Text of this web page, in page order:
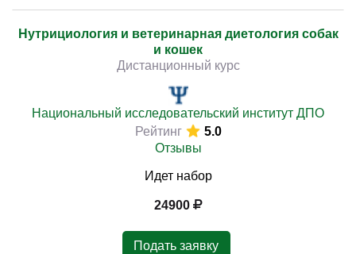
Нутрициология и ветеринарная диетология собак
и кошек
Дистанционный курс
Национальный исследовательский институт ДПО
Рейтинг
5.0
Отзывы
Идет набор
24900
Подать заявку